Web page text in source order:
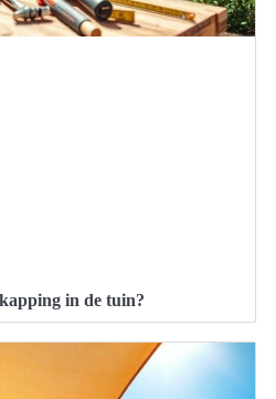
in de tuin?